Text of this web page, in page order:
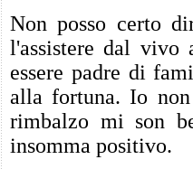
Non posso certo
l'assistere dal
essere padre di
alla fortuna. Io
rimbalzo mi son
insomma positivo.